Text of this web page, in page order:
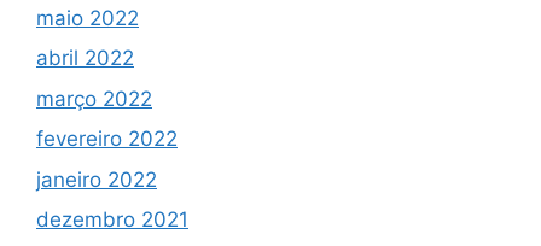
maio 2022
abril 2022
março 2022
fevereiro 2022
janeiro 2022
dezembro 2021